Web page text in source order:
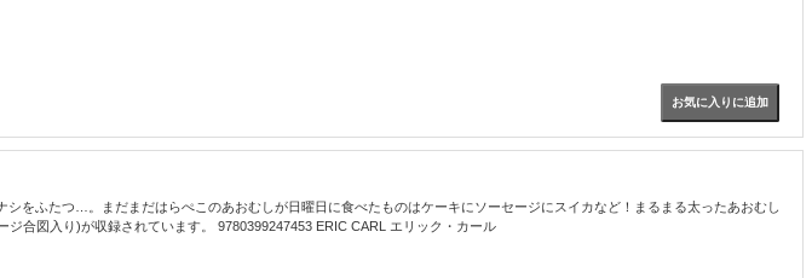
をふたつ…。まだまだはらぺこのあおむしが日曜日に食べたものはケーキにソーセージにスイカなど！まるまる太ったあおむし
合図入り)が収録されています。 9780399247453 ERIC CARL エリック・カール